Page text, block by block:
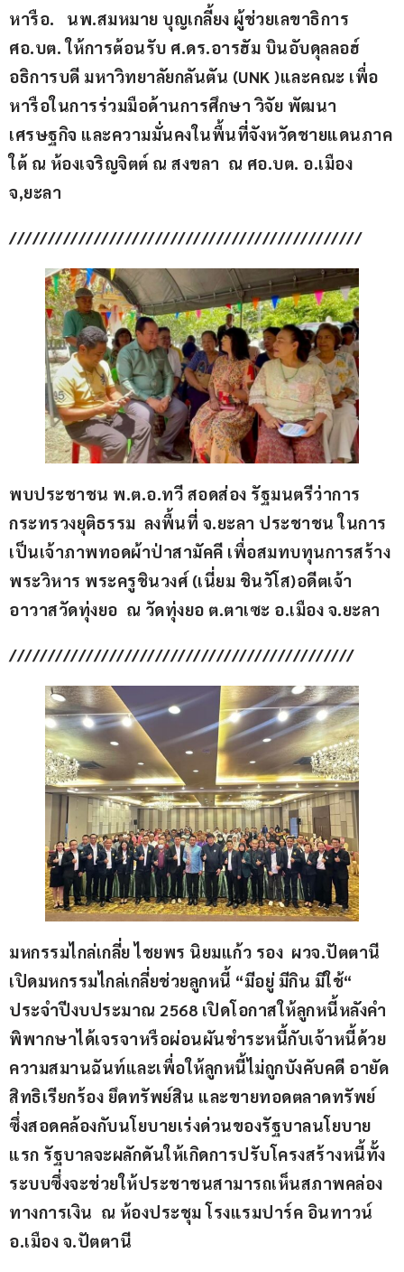
หารือ.   นพ.สมหมาย บุญเกลี้ยง ผู้ช่วยเลขาธิการ
ศอ.บต. ให้การต้อนรับ ศ.ดร.อารฮัม บินอับดุลลอฮ์
อธิการบดี มหาวิทยาลัยกลันตัน (UNK )และคณะ เพื่อ
หารือในการร่วมมือด้านการศึกษา วิจัย พัฒนา
เศรษฐกิจ และความมั่นคงในพื้นที่จังหวัดชายแดนภาค
ใต้ ณ ห้องเจริญจิตต์ ณ สงขลา  ณ ศอ.บต. อ.เมือง
จ,ยะลา
//////////////////////////////////////////////
พบประชาชน พ.ต.อ.ทวี สอดส่อง รัฐมนตรีว่าการ
กระทรวงยุติธรรม  ลงพื้นที่ จ.ยะลา ประชาชน ในการ
เป็นเจ้าภาพทอดผ้าป่าสามัคคี เพื่อสมทบทุนการสร้าง
พระวิหาร พระครูชินวงศ์ (เนี่ยม ชินวัโส)อดีตเจ้า
อาวาสวัดทุ่งยอ  ณ วัดทุ่งยอ ต.ตาเซะ อ.เมือง จ.ยะลา
/////////////////////////////////////////////
มหกรรมไกล่เกลี่ย ไชยพร นิยมแก้ว รอง  ผวจ.ปัตตานี
เปิดมหกรรมไกล่เกลี่ยช่วยลูกหนี้ “มีอยู่ มีกิน มีใช้“
ประจำปีงบประมาณ 2568 เปิดโอกาสให้ลูกหนี้หลังคำ
พิพากษาได้เจรจาหรือผ่อนผันชำระหนี้กับเจ้าหนี้ด้วย
ความสมานฉันท์และเพื่อให้ลูกหนี้ไม่ถูกบังคับคดี อายัด
สิทธิเรียกร้อง ยึดทรัพย์สิน และขายทอดตลาดทรัพย์
ซึ่งสอดคล้องกับนโยบายเร่งด่วนของรัฐบาลนโยบาย
แรก รัฐบาลจะผลักดันให้เกิดการปรับโครงสร้างหนี้ทั้ง
ระบบซึ่งจะช่วยให้ประชาชนสามารถเห็นสภาพคล่อง
ทางการเงิน  ณ ห้องประชุม โรงแรมปาร์ค อินทาวน์
อ.เมือง จ.ปัตตานี